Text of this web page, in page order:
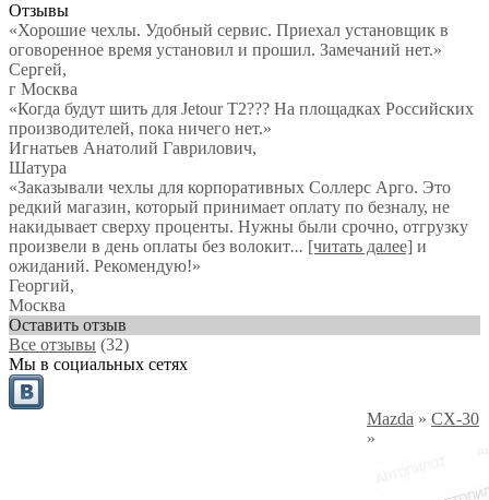
Отзывы
«Хорошие чехлы. Удобный сервис. Приехал установщик в
оговоренное время установил и прошил. Замечаний нет.»
Сергей,
г Москва
«Когда будут шить для Jetour T2??? На площадках Российских
производителей, пока ничего нет.»
Игнатьев Анатолий Гаврилович,
Шатура
«Заказывали чехлы для корпоративных Соллерс Арго. Это
редкий магазин, который принимает оплату по безналу, не
накидывает сверху проценты. Нужны были срочно, отгрузку
произвели в день оплаты без волокит... [читать далее] и
ожиданий. Рекомендую!»
Георгий,
Москва
Оставить отзыв
Все отзывы (32)
Мы в социальных сетях
Mazda » CX-30
»